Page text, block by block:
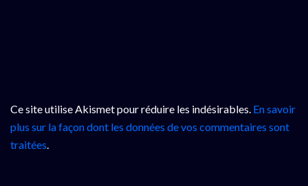
Ce site utilise Akismet pour réduire les indésirables. En savoir
plus sur la façon dont les données de vos commentaires sont
traitées.